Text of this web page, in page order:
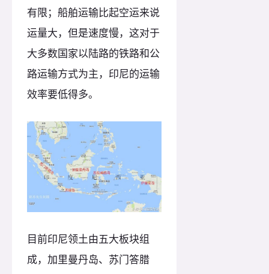
有限；船舶运输比起空运来说
运量大，但是速度慢，这对于
大多数国家以陆路的铁路和公
路运输方式为主，印尼的运输
效率要低得多。
目前印尼领土由五大板块组
成，加里曼丹岛、苏门答腊